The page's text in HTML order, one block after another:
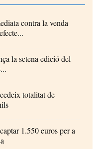
contra la venda
la setena edició del
totalitat de
1.550 euros per a